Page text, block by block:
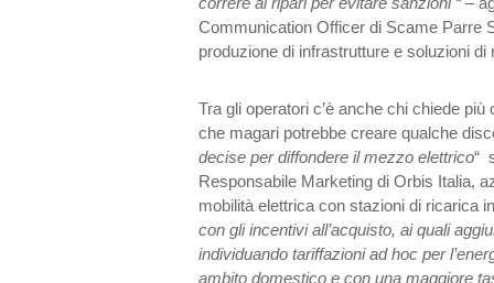
Communication Officer di Scame Parre
produzione di infrastrutture e soluzioni
Tra gli operatori c’è anche chi chiede
che magari potrebbe creare qualche
decise per diffondere il mezzo elettrico“
Responsabile Marketing di Orbis Italia,
mobilità elettrica con stazioni di ricarica
con gli incentivi all’acquisto, ai quali
individuando tariffazioni ad hoc per
ambito domestico e con una maggiore